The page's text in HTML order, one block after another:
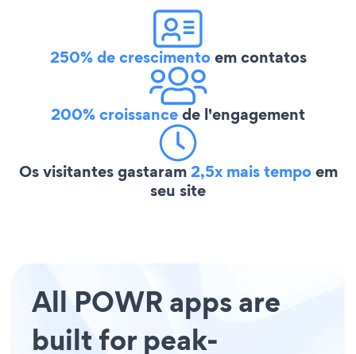
250% de crescimentoem contatos
200% croissancede l'engagement
Os visitantes gastaram2,5x mais tempoem
seu site
All POWR apps are
built for peak-